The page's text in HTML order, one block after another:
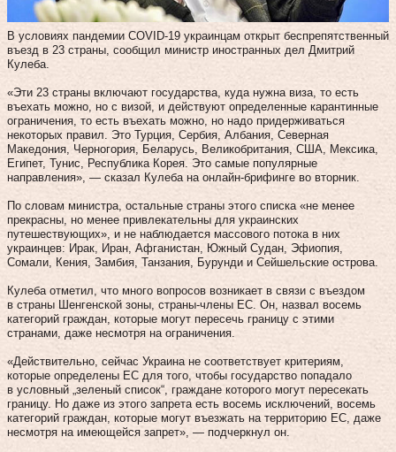
В условиях пандемии COVID-19 украинцам открыт беспрепятственный
въезд в 23 страны, сообщил министр иностранных дел Дмитрий
Кулеба.
«Эти 23 страны включают государства, куда нужна виза, то есть
въехать можно, но с визой, и действуют определенные карантинные
ограничения, то есть въехать можно, но надо придерживаться
некоторых правил. Это Турция, Сербия, Албания, Северная
Македония, Черногория, Беларусь, Великобритания, США, Мексика,
Египет, Тунис, Республика Корея. Это самые популярные
направления», — сказал Кулеба на онлайн-брифинге во вторник.
По словам министра, остальные страны этого списка «не менее
прекрасны, но менее привлекательны для украинских
путешествующих», и не наблюдается массового потока в них
украинцев: Ирак, Иран, Афганистан, Южный Судан, Эфиопия,
Сомали, Кения, Замбия, Танзания, Бурунди и Сейшельские острова.
Кулеба отметил, что много вопросов возникает в связи с въездом
в страны Шенгенской зоны, страны-члены ЕС. Он, назвал восемь
категорий граждан, которые могут пересечь границу с этими
странами, даже несмотря на ограничения.
«Действительно, сейчас Украина не соответствует критериям,
которые определены ЕС для того, чтобы государство попадало
в условный „зеленый список“, граждане которого могут пересекать
границу. Но даже из этого запрета есть восемь исключений, восемь
категорий граждан, которые могут въезжать на территорию ЕС, даже
несмотря на имеющейся запрет», — подчеркнул он.